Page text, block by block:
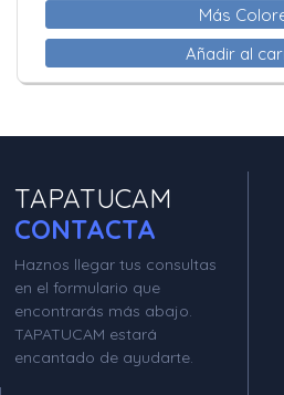
Más
Añadir al
TAPATUCAM
CONTACTA
Haznos llegar tus consultas
en el formulario que
encontrarás más abajo.
TAPATUCAM estará
encantado de ayudarte.